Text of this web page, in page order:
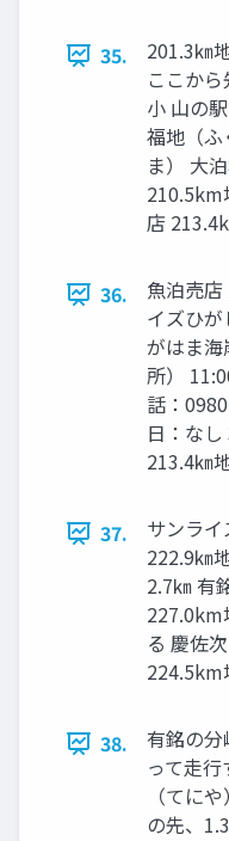
35.
201.3㎞
ここか
小 山の
福地（ふ
ま） 大
210.5km
店
36.
魚泊売
イズひ
がはま
所）
話：
日：な
213.4㎞
37.
サンラ
222.9㎞
2.7㎞ 有
227.0km
る 慶佐
224.5km
38.
有銘の
って⾛
（てに
の先、